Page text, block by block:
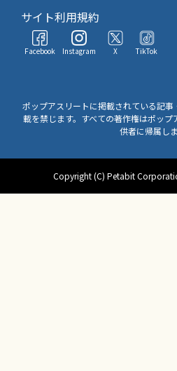
サイト利用規約
Facebook Instagram X TikTok
ポップアスリートに掲載されている記
載を禁じます。すべての著作権はポッ
供者に帰属しま
Copyright (C) Petabit